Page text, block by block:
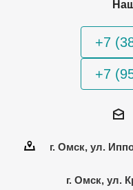
+7
+7
г. Омск, ул.
г. Омск, ул.